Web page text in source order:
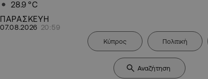
28.9 °C
ΠΑΡΑΣΚΕΥΗ
07.08.2026 20:59
Κύπρος Πολιτική